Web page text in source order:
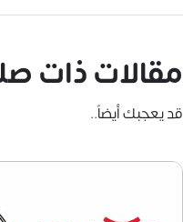
مقالات ذات
قد يعجبك أيضاً..